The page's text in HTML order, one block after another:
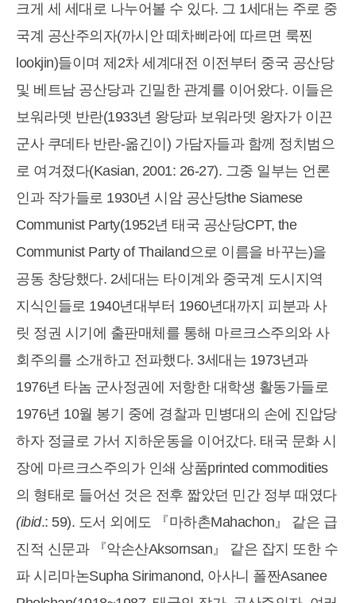
크게 세 세대로 나누어볼 수 있다. 그 1세대는 주로 중
국계 공산주의자(까시안 떼차삐라에 따르면 룩찐
lookjin)들이며 제2차 세계대전 이전부터 중국 공산당
및 베트남 공산당과 긴밀한 관계를 이어왔다. 이들은
보워라뎃 반란(1933년 왕당파 보워라뎃 왕자가 이끈
군사 쿠데타 반란-옮긴이) 가담자들과 함께 정치범으
로 여겨졌다(Kasian, 2001: 26-27). 그중 일부는 언론
인과 작가들로 1930년 시암 공산당the Siamese
Communist Party(1952년 태국 공산당CPT, the
Communist Party of Thailand으로 이름을 바꾸는)을
공동 창당했다. 2세대는 타이계와 중국계 도시지역
지식인들로 1940년대부터 1960년대까지 피분과 사
릿 정권 시기에 출판매체를 통해 마르크스주의와 사
회주의를 소개하고 전파했다. 3세대는 1973년과
1976년 타놈 군사정권에 저항한 대학생 활동가들로
1976년 10월 봉기 중에 경찰과 민병대의 손에 진압당
하자 정글로 가서 지하운동을 이어갔다. 태국 문화 시
장에 마르크스주의가 인쇄 상품printed commodities
의 형태로 들어선 것은 전후 짧았던 민간 정부 때였다
(ibid.: 59). 도서 외에도 『마하촌Mahachon』 같은 급
진적 신문과 『악손산Aksornsan』 같은 잡지 또한 수
파 시리마논Supha Sirimanond, 아사니 폴짠Asanee